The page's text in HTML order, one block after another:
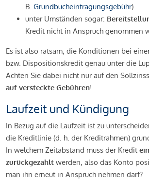
B. Grundbucheintragungsgebühr)
unter Umständen sogar:
Kredit nicht in Anspruch genommen
Es ist also ratsam, die Konditionen bei
bzw. Dispositionskredit genau unter die
Achten Sie dabei nicht nur auf den
auf versteckte Gebühren!
Laufzeit und Kündigung
In Bezug auf die Laufzeit ist zu
die Kreditlinie (d. h. der Kreditrahmen)
In welchem Zeitabstand muss der Kredit
zurückgezahlt werden, also das Konto
man ihn erneut in Anspruch nehmen darf?